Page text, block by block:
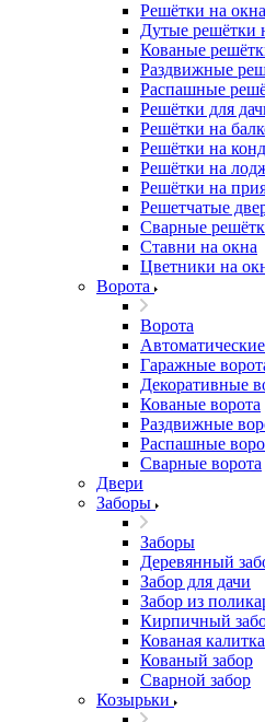
Решётки на окна
Дутые решётки
Кованые
Раздвижные
Распашные
Решётки для
Решётки на
Решётки на
Решётки на
Решётки на
Решетчатые
Сварные
Ставни на окна
Цветники на
Ворота
Ворота
Гаражные
Декоративные
Кованые ворота
Раздвижные
Распашные
Сварные ворота
Двери
Заборы
Заборы
Деревянный
Забор для дачи
Забор из
Кирпичный
Кованая калитка
Кованый забор
Сварной забор
Козырьки